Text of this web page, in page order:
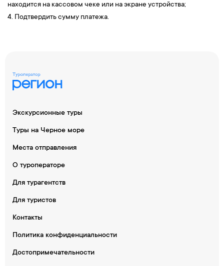
находится на кассовом чеке или на экране устройства;
4. Подтвердить сумму платежа.
Экскурсионные туры
Туры на Черное море
Места отправления
О туроператоре
Для турагентств
Для туристов
Контакты
Политика конфиденциальности
Достопримечательности